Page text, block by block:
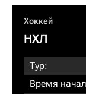
Хоккей
НХЛ
Тур:
Время